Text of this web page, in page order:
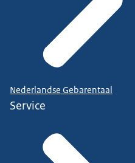
Nederlandse Gebarentaal
Service